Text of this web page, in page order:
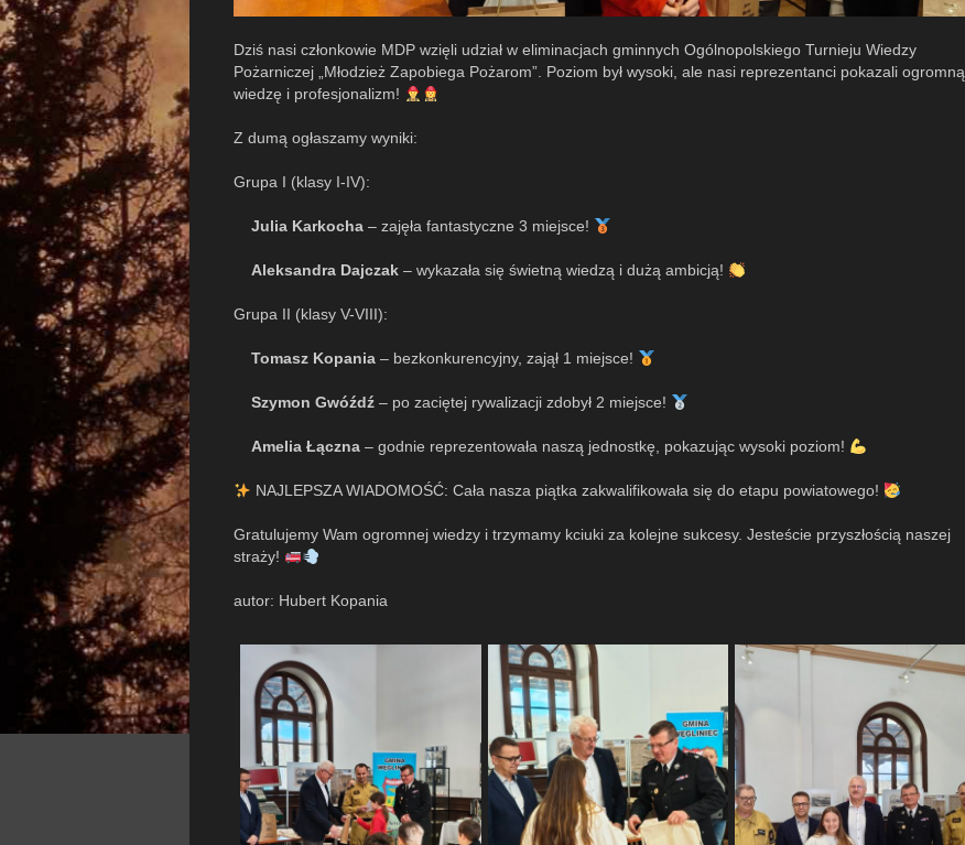
Dziś nasi członkowie MDP wzięli udział w eliminacjach gminnych Ogólnopolskiego Turnieju Wiedzy
Pożarniczej „Młodzież Zapobiega Pożarom”. Poziom był wysoki, ale nasi reprezentanci pokazali ogromną
wiedzę i profesjonalizm!
Z dumą ogłaszamy wyniki:
Grupa I (klasy I-IV):
Julia Karkocha – zajęła fantastyczne 3 miejsce!
Aleksandra Dajczak – wykazała się świetną wiedzą i dużą ambicją!
Grupa II (klasy V-VIII):
Tomasz Kopania – bezkonkurencyjny, zajął 1 miejsce!
Szymon Gwóźdź – po zaciętej rywalizacji zdobył 2 miejsce!
Amelia Łączna – godnie reprezentowała naszą jednostkę, pokazując wysoki poziom!
NAJLEPSZA WIADOMOŚĆ: Cała nasza piątka zakwalifikowała się do etapu powiatowego!
Gratulujemy Wam ogromnej wiedzy i trzymamy kciuki za kolejne sukcesy. Jesteście przyszłością naszej
straży!
autor: Hubert Kopania